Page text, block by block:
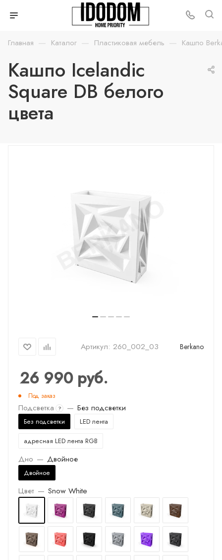
Главная — Каталог — Пластиковая мебель — Кашпо
Кашпо Icelandic
Square DB белого
цвета
Артикул: 260_002_03 Berkano
26 990руб.
Под заказ
Подсветка ? — Без подсветки
Без подсветки LED лента
адресная LED лента RGB
Дно — Двойное
Двойное
Цвет — Snow White